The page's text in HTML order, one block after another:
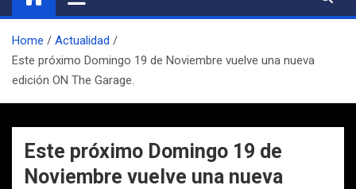
Home
Actualidad
Este próximo Domingo 19 de Noviembre vuelve una nueva
edición ON The Garage.
Este próximo Domingo 19 de
Noviembre vuelve una nueva